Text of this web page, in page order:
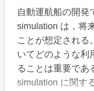
自動運航船の開発
simulation は，将
ことが想定される
いてどのような利
ることは重要であ
simulation に関す